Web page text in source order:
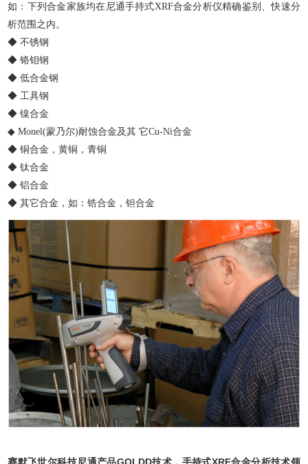
如：下列合金家族均在尼通手持式XRF合金分析仪精确鉴别、快速分
析范围之内。
◆ 不锈钢
◆ 铬钼钢
◆ 低合金钢
◆ 工具钢
◆ 镍合金
◆ Monel(蒙乃尔)耐蚀合金及其 它Cu-Ni合金
◆ 铜合金，黄铜，青铜
◆ 钛合金
◆ 铝合金
◆ 其它合金，如：锆合金，钽合金
赛默飞世尔科技尼通产品GOLDD技术，手持式XRF合金分析技术领